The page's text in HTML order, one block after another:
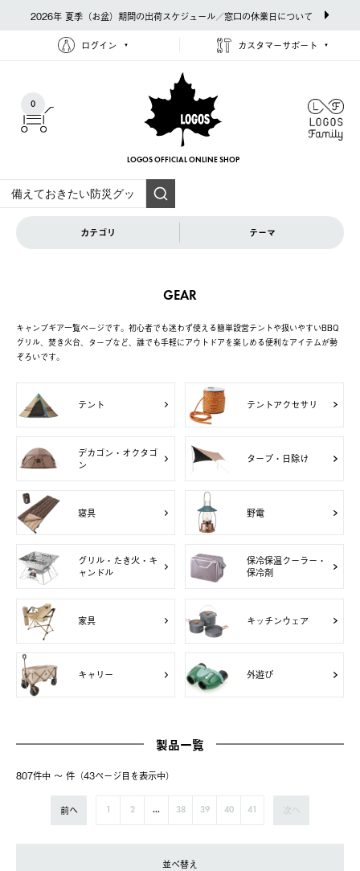
2026年 夏季（お盆）期間の出荷スケジュール／窓口の休業日について
ログイン カスタマーサポート
0
LOGOS OFFICIAL ONLINE SHOP
カテゴリ テーマ
GEAR
キャンプギア一覧ページです。初心者でも迷わず使える簡単設営テントや扱いやすいBBQ
グリル、焚き火台、タープなど、誰でも手軽にアウトドアを楽しめる便利なアイテムが勢
ぞろいです。
テント テントアクセサリ
デカゴン・オクタゴ
ン
タープ・日除け
寝具 野電
グリル・たき火・キ
ャンドル
保冷保温クーラー・
保冷剤
家具 キッチンウェア
キャリー 外遊び
製品一覧
807件中 〜 件（43ページ⽬を表⽰中）
前へ 2 ... 38 39 40 41 次へ
並べ替え